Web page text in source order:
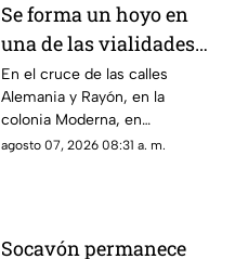
Se forma un hoyo en
una de las vialidades
más transitadas de la
colonia Moderna
En el cruce de las calles
Alemania y Rayón, en la
colonia Moderna, en
Guadalajara, se abrió un
agosto 07, 2026 08:31 a. m.
Socavón permanece